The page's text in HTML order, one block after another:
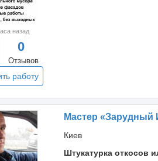
назад
0
Отзывов
работу
Мастер «Зарудный
Киев
Штукатурка откосов